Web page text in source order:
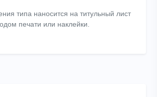
типа наносится на титульный лист
печати или наклейки.